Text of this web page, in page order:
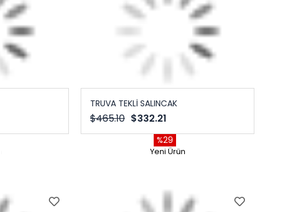
TRUVA TEKLİ SALINCAK
$332.21
$465.10
%29
Yeni Ürün